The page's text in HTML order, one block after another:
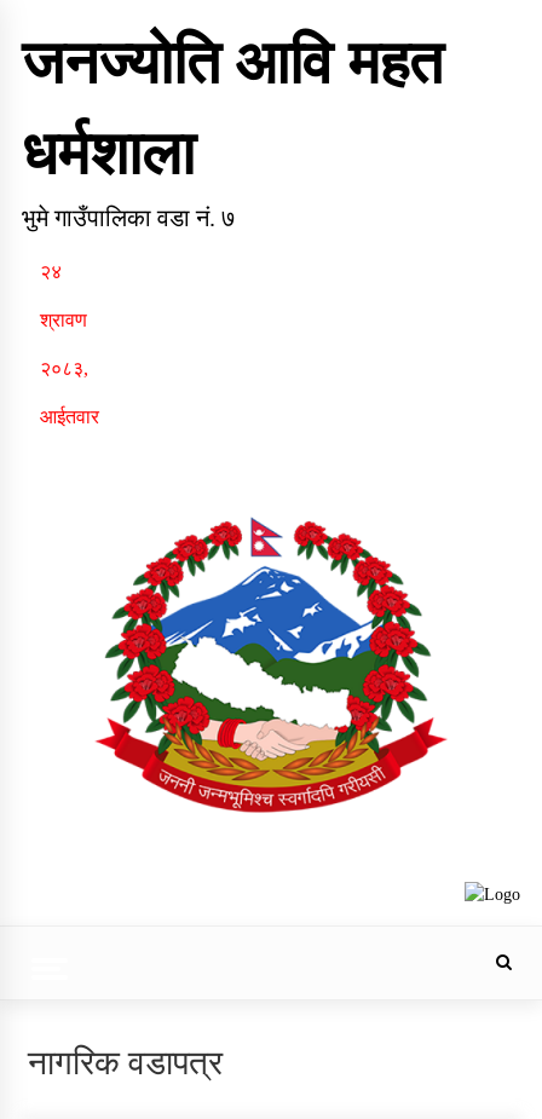
contentजनज्योति आवि महत
धर्मशाला
भुमे गाउँपालिका वडा नं. ७
२४
श्रावण
२०८३,
आईतवार
नागरिक वडापत्र